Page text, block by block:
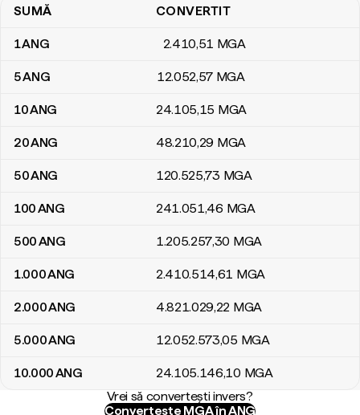
Tabel de conversie guldeni neerlandezi antilezi în ariary malgași
SUMĂ CONVERTIT
1ANG 2.410,51 MGA
5ANG 12.052,57 MGA
10ANG 24.105,15 MGA
20ANG 48.210,29 MGA
50ANG 120.525,73 MGA
100ANG 241.051,46 MGA
500ANG 1.205.257,30 MGA
1.000ANG 2.410.514,61 MGA
2.000ANG 4.821.029,22 MGA
5.000ANG 12.052.573,05 MGA
10.000ANG 24.105.146,10 MGA
Vrei să convertești invers?
Convertește MGA în ANG